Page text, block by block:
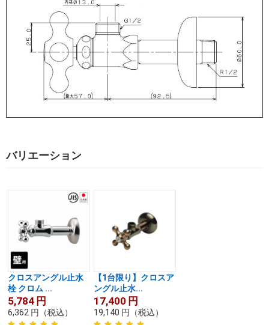
バリエーション
クロスアングル止水
栓 クロム ...
5,784 円
6,362 円 （税込）
【1台限り】クロスア
ングル止水...
17,400 円
19,140 円 （税込）